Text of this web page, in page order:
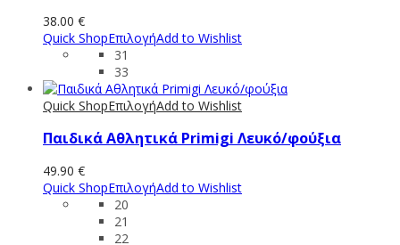
38.00 €
Quick ShopΕπιλογήAdd to Wishlist
31
33
Quick ShopΕπιλογήAdd to Wishlist
Παιδικά Αθλητικά Primigi Λευκό/φούξια
49.90 €
Quick ShopΕπιλογήAdd to Wishlist
20
21
22